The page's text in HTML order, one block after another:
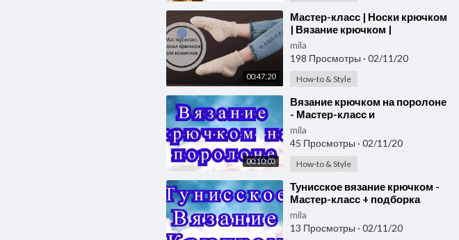
00:47:20
⁣Мастер-класс | Носки крючком
| Вязание крючком |
mila
198 Просмотры · 02/11/20
How-to & Style
00:10:03
⁣Вязание крючком на поролоне
- Мастер-класс и
эксперименты
mila
45 Просмотры · 02/11/20
How-to & Style
⁣Тунисское вязание крючком -
Мастер-класс + подборка
моделей
mila
13 Просмотры · 02/11/20